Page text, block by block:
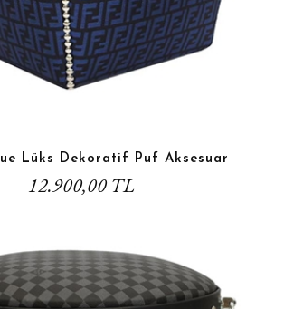
Lüks Dekoratif Puf Aksesuar
12.900,00 TL